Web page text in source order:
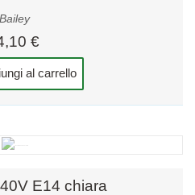
Bailey
€
al carrello
E14 chiara